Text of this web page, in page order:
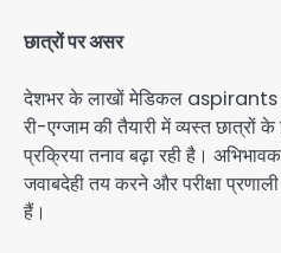
छात्रों पर असर
देशभर के लाखों मेडिकल aspirants
री-एग्जाम की तैयारी में व्यस्त छात्रों
प्रक्रिया तनाव बढ़ा रही है।
जवाबदेही तय करने और परीक्षा
हैं।